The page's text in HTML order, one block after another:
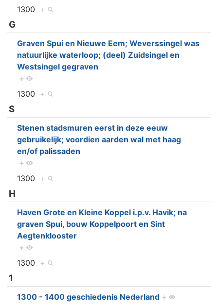
1300 +
G
Graven Spui en Nieuwe Eem; Weverssingel was
natuurlijke waterloop; (deel) Zuidsingel en
Westsingel gegraven
+
1300 +
S
Stenen stadsmuren eerst in deze eeuw
gebruikelijk; voordien aarden wal met haag
en/of palissaden
+
1300 +
H
Haven Grote en Kleine Koppel i.p.v. Havik; na
graven Spui, bouw Koppelpoort en Sint
Aegtenklooster
+
1300 +
1
1300 - 1400 geschiedenis Nederland +